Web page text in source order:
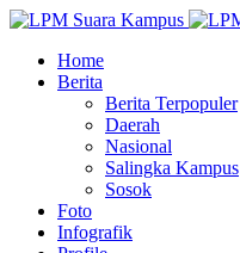
Home
Berita
Berita Terpopuler
Daerah
Nasional
Salingka Kampus
Sosok
Foto
Infografik